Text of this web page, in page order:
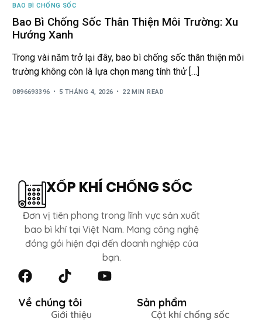
BAO BÌ CHỐNG SỐC
Bao Bì Chống Sốc Thân Thiện Môi Trường: Xu
Hướng Xanh
Trong vài năm trở lại đây, bao bì chống sốc thân thiện môi
trường không còn là lựa chọn mang tính thử […]
0896693396 5 THÁNG 4, 2026 22 MIN READ
XỐP KHÍ CHỐNG SỐC
Đơn vị tiên phong trong lĩnh vực sản xuất
bao bì khí tại Việt Nam. Mang công nghệ
đóng gói hiện đại đến doanh nghiệp của
bạn.
Về chúng tôi
Giới thiệu
Sản phẩm
Cột khí chống sốc